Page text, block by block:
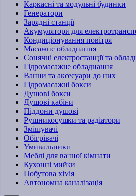
Каркасні та модульні будинки
Генератори
Зарядні станції
Акумулятори для
Кондиціонування повітря
Масажне обладнання
Сонячні електростанції та
Гідромасажне обладнання
Ванни та аксесуари до них
Гідромасажні бокси
Душові бокси
Душові кабіни
Піддони душові
Рушникосушки та радіатори
Змішувачі
Обігрівачі
Умивальники
Меблі для ванної кімнати
Кухонні мийки
Побутова хімія
Автономна каналізація